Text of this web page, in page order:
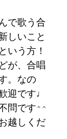
で歌う合
しいこと
いう方！
が、合唱
。なの
迎です♩
問です^^
越しくだ